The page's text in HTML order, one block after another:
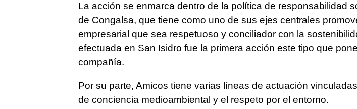
La acción se enmarca dentro de la política de responsabilidad
de Congalsa, que tiene como uno de sus ejes centrales
empresarial que sea respetuoso y conciliador con la
efectuada en San Isidro fue la primera acción este tipo que
compañía.
Por su parte, Amicos tiene varias líneas de actuación
de conciencia medioambiental y el respeto por el entorno.